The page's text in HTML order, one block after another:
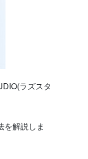
ラズスタ
解説しま